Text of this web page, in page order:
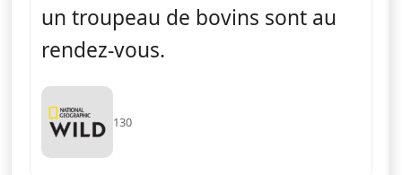
un troupeau de bovins sont au
rendez-vous.
130